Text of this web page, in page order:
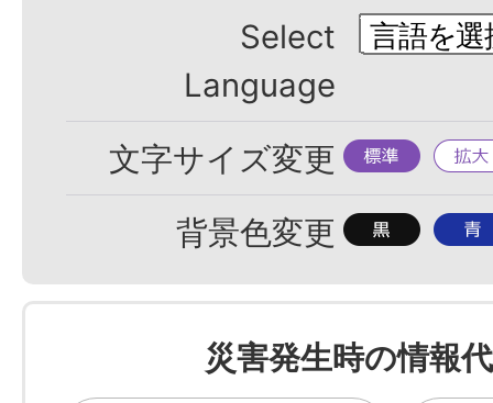
Select
Language
文字サイズ変更 標
準
拡
大
背景色変更 背
色
を
黒
背
色
を
青
災害発生時の情報